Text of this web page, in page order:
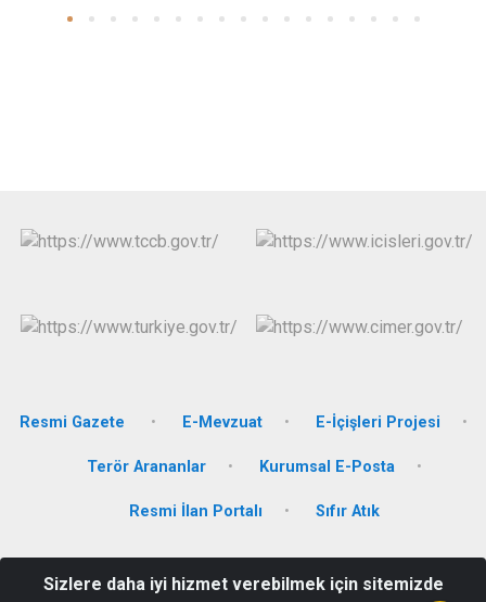
Resmi Gazete E-Mevzuat E-İçişleri Projesi
Terör Arananlar Kurumsal E-Posta
Resmi İlan Portalı Sıfır Atık
Söğütlü/Sakarya
Sizlere daha iyi hizmet verebilmek için sitemizde